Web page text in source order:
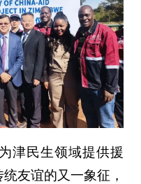
津民生领域提供援
友谊的又一象征，